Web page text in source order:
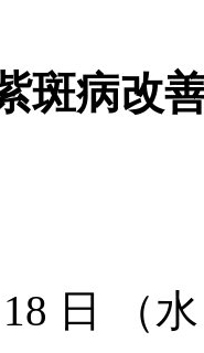
斑病改
日 （